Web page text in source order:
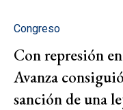
Congreso
Con represión
Avanza
sanción de una